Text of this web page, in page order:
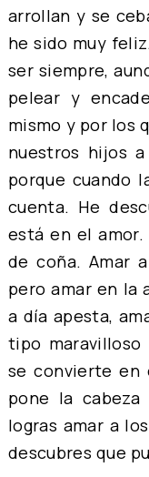
arrollan y se
he sido muy
ser siempre,
pelear y
mismo y por los
nuestros hijos
porque cuando
cuenta. He
está en el
de coña. Amar
pero amar en la
a día apesta,
tipo
se convierte en
pone la cabeza
logras amar a
descubres que